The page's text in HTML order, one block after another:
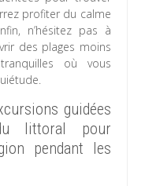
profiter du calme
n’hésitez pas à
des plages moins
où vous
guidées
littoral pour
pendant les